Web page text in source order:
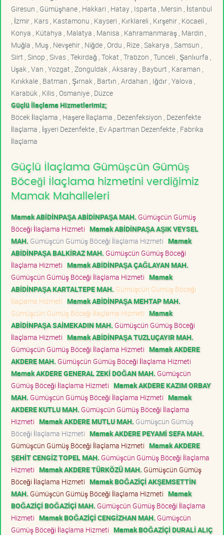
Giresun , Gümüşhane , Hakkari , Hatay , Isparta , Mersin , İstanbul
, İzmir , Kars , Kastamonu , Kayseri , Kırklareli , Kırşehir , Kocaeli ,
Konya , Kütahya , Malatya , Manisa , Kahramanmaraş , Mardin ,
Muğla , Muş , Nevşehir , Niğde , Ordu , Rize , Sakarya , Samsun ,
Siirt , Sinop , Sivas , Tekirdağ , Tokat , Trabzon , Tunceli , Şanlıurfa ,
Uşak , Van , Yozgat , Zonguldak , Aksaray , Bayburt , Karaman ,
Kırıkkale , Batman , Şırnak , Bartın , Ardahan , Iğdır , Yalova ,
Karabük , Kilis , Osmaniye , Düzce
Güçlü İlaçlama Hizmetlerimiz;
Böcek İlaçlama , Haşere İlaçlama , Dezenfeksiyon , Dezenfekte
İlaçlama , İşyeri Dezenfekte , Ev Apartman Dezenfekte , Fabrika
İlaçlama
Güçlü İlaçlama Gümüşcün Gümüş
Böceği İlaçlama hizmetini verdiğimiz
Mamak Mahalleleri
Mamak ABİDİNPAŞA ABİDİNPAŞA MAH. Gümüşcün Gümüş
Böceği İlaçlama Hizmeti Mamak ABİDİNPAŞA AŞIK VEYSEL
MAH. Gümüşcün Gümüş Böceği İlaçlama Hizmeti Mamak
ABİDİNPAŞA BALKİRAZ MAH. Gümüşcün Gümüş Böceği
İlaçlama Hizmeti Mamak ABİDİNPAŞA ÇAĞLAYAN MAH.
Gümüşcün Gümüş Böceği İlaçlama Hizmeti Mamak
ABİDİNPAŞA KARTALTEPE MAH. Gümüşcün Gümüş Böceği
İlaçlama Hizmeti Mamak ABİDİNPAŞA MEHTAP MAH.
Gümüşcün Gümüş Böceği İlaçlama Hizmeti Mamak
ABİDİNPAŞA SAİMEKADIN MAH. Gümüşcün Gümüş Böceği
İlaçlama Hizmeti Mamak ABİDİNPAŞA TUZLUÇAYIR MAH.
Gümüşcün Gümüş Böceği İlaçlama Hizmeti Mamak AKDERE
AKDERE MAH. Gümüşcün Gümüş Böceği İlaçlama Hizmeti
Mamak AKDERE GENERAL ZEKİ DOĞAN MAH. Gümüşcün
Gümüş Böceği İlaçlama Hizmeti Mamak AKDERE KAZIM ORBAY
MAH. Gümüşcün Gümüş Böceği İlaçlama Hizmeti Mamak
AKDERE KUTLU MAH. Gümüşcün Gümüş Böceği İlaçlama
Hizmeti Mamak AKDERE MUTLU MAH. Gümüşcün Gümüş
Böceği İlaçlama Hizmeti Mamak AKDERE PEYAMİ SEFA MAH.
Gümüşcün Gümüş Böceği İlaçlama Hizmeti Mamak AKDERE
ŞEHİT CENGİZ TOPEL MAH. Gümüşcün Gümüş Böceği İlaçlama
Hizmeti Mamak AKDERE TÜRKÖZÜ MAH. Gümüşcün Gümüş
Böceği İlaçlama Hizmeti Mamak BOĞAZİÇİ AKŞEMSETTİN
MAH. Gümüşcün Gümüş Böceği İlaçlama Hizmeti Mamak
BOĞAZİÇİ BOĞAZİÇİ MAH. Gümüşcün Gümüş Böceği İlaçlama
Hizmeti Mamak BOĞAZİÇİ CENGİZHAN MAH. Gümüşcün
Gümüş Böceği İlaçlama Hizmeti Mamak BOĞAZİÇİ DURALİ ALIÇ